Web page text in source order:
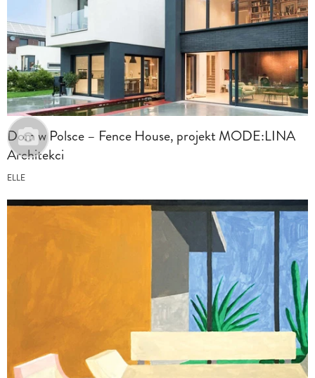
Dom w Polsce – Fence House, projekt MODE:LINA
Architekci
ELLE